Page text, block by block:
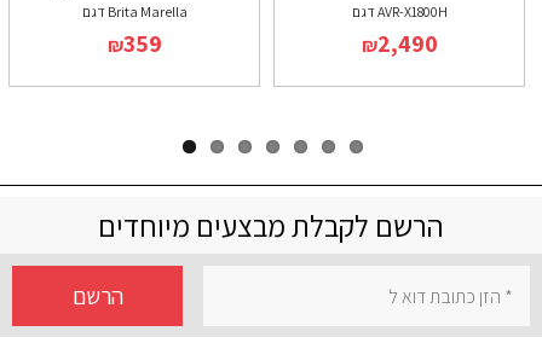
דגם Brita Marella
₪359
דגם AVR-X1800H
₪2,490
הרשם לקבלת מבצעים מיוחדים
הרשם